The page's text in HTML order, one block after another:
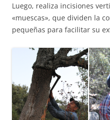
Luego, realiza incisiones
«muescas», que dividen la
pequeñas para facilitar su